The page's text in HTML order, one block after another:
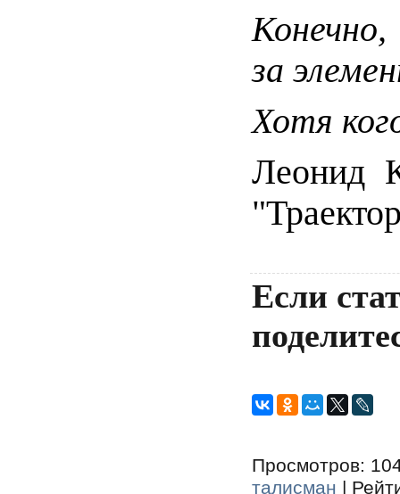
за
Хотя
Леонид
Если
Просмотров:
талисман |